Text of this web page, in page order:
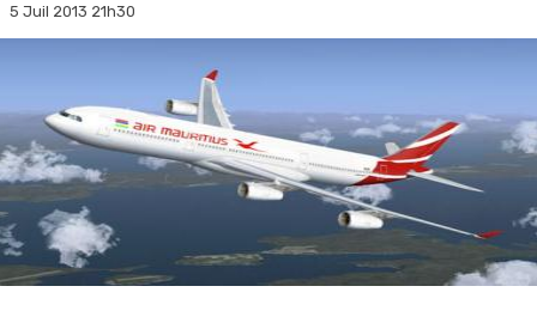
5 Juil 2013 21h30